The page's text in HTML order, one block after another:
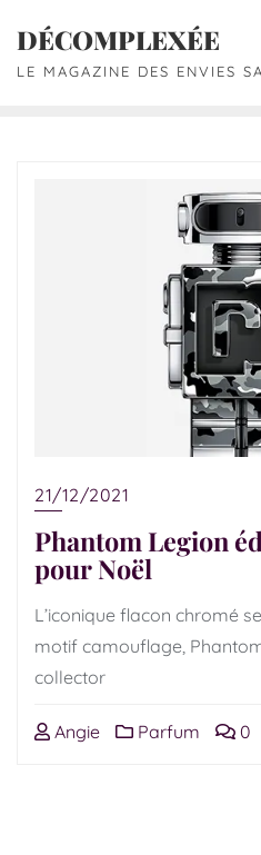
DÉCOMPLEXÉE
LE MAGAZINE DES ENVIES
21/12/2021
Phantom Legion
pour Noël
L’iconique flacon chromé
motif camouflage,
collector
Angie Parfum 0